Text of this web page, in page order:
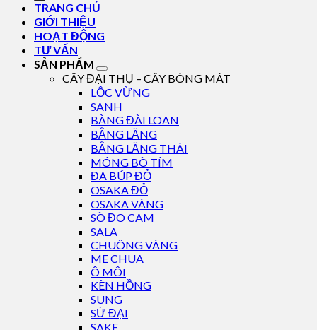
TRANG CHỦ
GIỚI THIỆU
HOẠT ĐỘNG
TƯ VẤN
SẢN PHẨM
CÂY ĐẠI THỤ – CÂY BÓNG MÁT
LỘC VỪNG
SANH
BÀNG ĐÀI LOAN
BẰNG LĂNG
BẰNG LĂNG THÁI
MÓNG BÒ TÍM
ĐA BÚP ĐỎ
OSAKA ĐỎ
OSAKA VÀNG
SÒ ĐO CAM
SALA
CHUÔNG VÀNG
ME CHUA
Ô MÔI
KÈN HỒNG
SUNG
SỨ ĐẠI
SAKE